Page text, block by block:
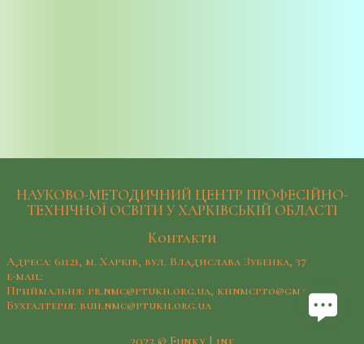
НАУКОВО-МЕТОДИЧНИЙ ЦЕНТР ПРОФЕСІЙНО-
ТЕХНІЧНОЇ ОСВІТИ У ХАРКІВСЬКІЙ ОБЛАСТІ
Контакти
Адреса: 61121, м. Харків, вул. Владислава Зубенка, 37
e-mail:
Приймальня: pr.nmc@ptukh.org.ua, khnmcpto@gmail.com
Бухгалтерія: buh.nmc@ptukh.org.ua